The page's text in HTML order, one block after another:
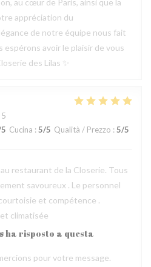
au cœur de Paris, ainsi que la
appréciation du
de notre équipe nous fait
espérons avoir le plaisir de vous
des Lilas ✨
Cucina : 5/5 Qualità / Prezzo : 5/5
restaurant de la Closerie. Tous
savoureux . Le personnel
et compétence .
climatisée
ha risposto a questa
pour votre message.